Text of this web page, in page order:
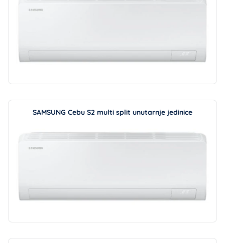
SAMSUNG Cebu S2 multi split unutarnje jedinice